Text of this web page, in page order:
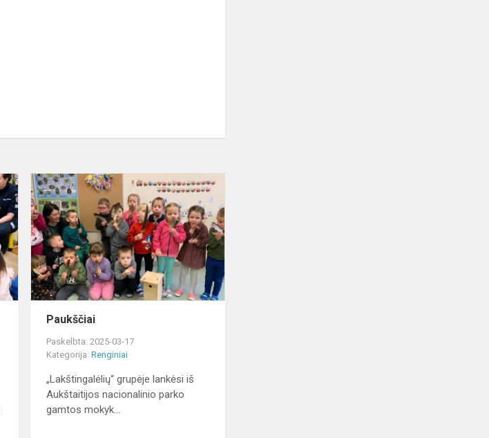
Prevencinė
valandėlė
„Patyčioms
–
STOP“.
Paukščiai
Paskelbta: 2025-03-17
Kategorija:Renginiai
„Lakštingalėlių“ grupėje lankėsi iš
Aukštaitijos nacionalinio parko
gamtos mokyk...